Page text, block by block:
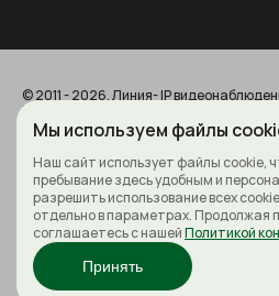
© 2011 - 2026. Линия- IP
Все права защищены
Политика конфиденциальности
Мы используем файлы
Наш сайт использует файлы cookie,
пребывание здесь удобным и
разрешить использование всех
отдельно в параметрах. Продолжая
соглашаетесь с нашейПолитикой
Принять